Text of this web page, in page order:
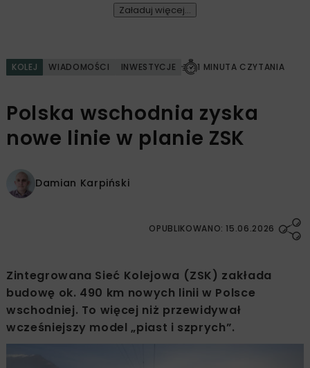
Załaduj więcej...
KOLEJ WIADOMOŚCI INWESTYCJE 1 MINUTA CZYTANIA
Polska wschodnia zyska
nowe linie w planie ZSK
Damian Karpiński
OPUBLIKOWANO: 15.06.2026
Zintegrowana Sieć Kolejowa (ZSK) zakłada
budowę ok. 490 km nowych linii w Polsce
wschodniej. To więcej niż przewidywał
wcześniejszy model „piast i szprych”.